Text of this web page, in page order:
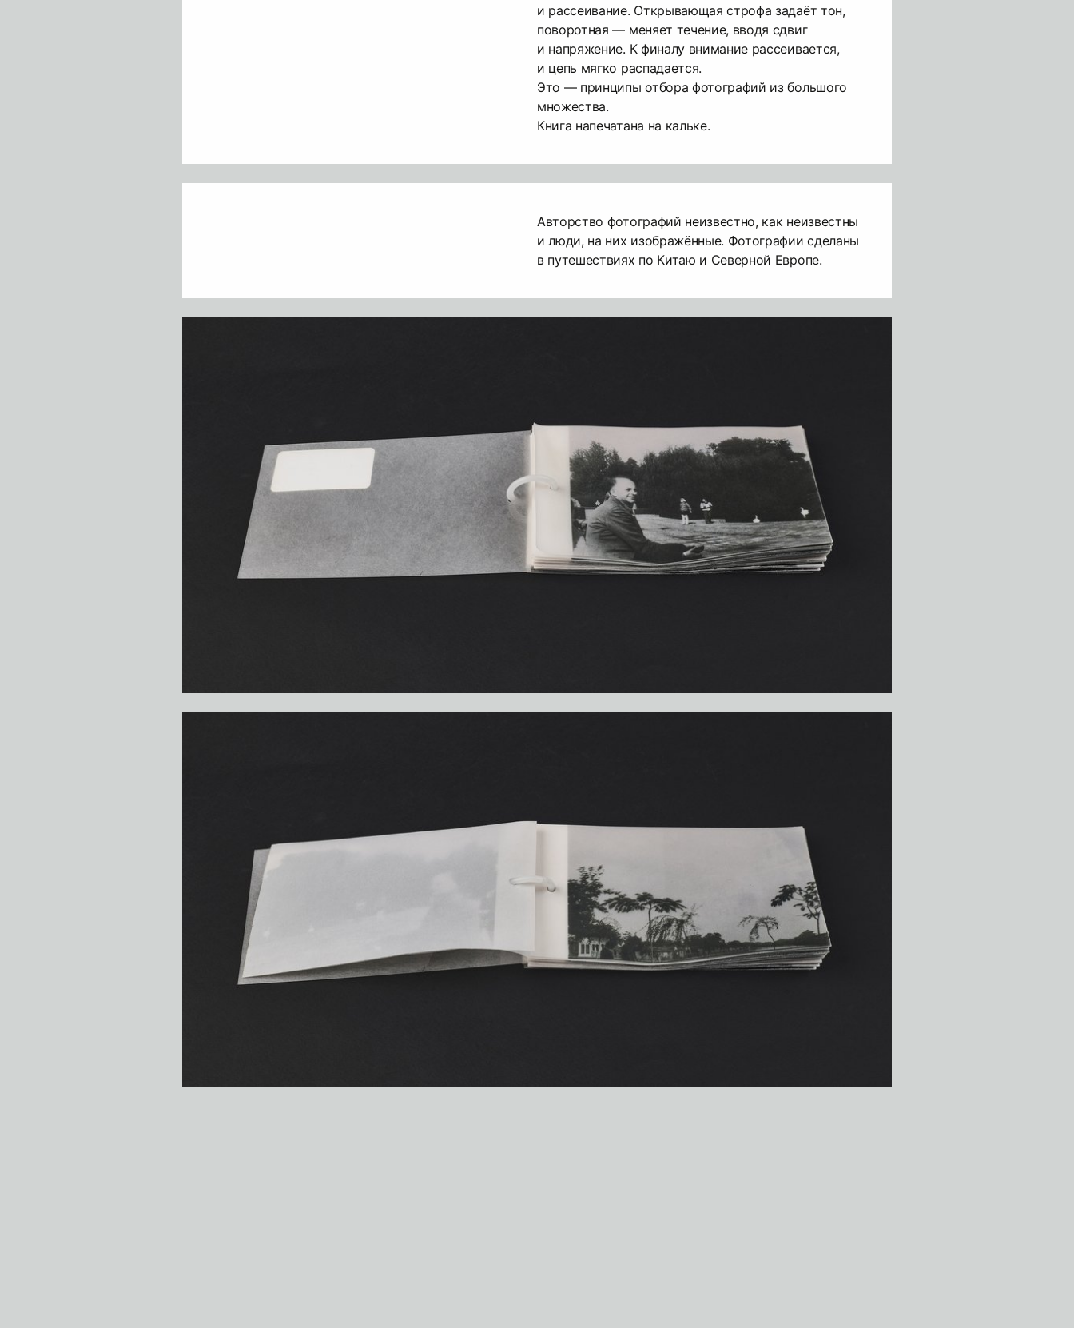
и рассеивание. Открывающая строфа задаёт тон,
поворотная — меняет течение, вводя сдвиг
и напряжение. К финалу внимание рассеивается,
и цепь мягко распадается.
Это — принципы отбора фотографий из большого
множества.
Книга напечатана на кальке.
Авторство фотографий неизвестно, как неизвестны
и люди, на них изображённые. Фотографии сделаны
в путешествиях по Китаю и Северной Европе.